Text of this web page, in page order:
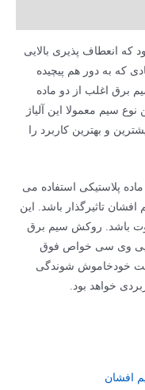
انعطاف پذیری بالایی
که به دور هم پیچیده
برق اغلب از دو ماده
سیم معمولا این آلیاژ
و بهترین کاربرد را
پلاستیکی استفاده می
تاثیرگذار باشد. این
باشد. روکش سیم برق
پی وی سی خواص فوق
خودخاموش شوندگی
خواهد بود.